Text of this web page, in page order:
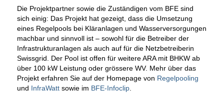
Die Projektpartner sowie die Zuständigen vom BFE sind
sich einig: Das Projekt hat gezeigt, dass die Umsetzung
eines Regelpools bei Kläranlagen und Wasserversorgungen
machbar und sinnvoll ist – sowohl für die Betreiber der
Infrastrukturanlagen als auch auf für die Netzbetreiberin
Swissgrid. Der Pool ist offen für weitere ARA mit BHKW ab
über 100 kW Leistung oder grössere WV. Mehr über das
Projekt erfahren Sie auf der Homepage von Regelpooling
und InfraWattsowie im BFE-Infoclip.